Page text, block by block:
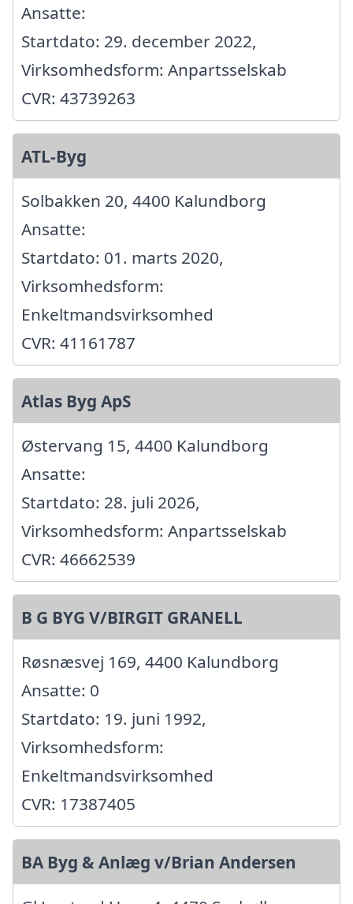
Ansatte:
Startdato: 29. december 2022,
Virksomhedsform: Anpartsselskab
CVR: 43739263
ATL-Byg
Solbakken 20, 4400 Kalundborg
Ansatte:
Startdato: 01. marts 2020,
Virksomhedsform:
Enkeltmandsvirksomhed
CVR: 41161787
Atlas Byg ApS
Østervang 15, 4400 Kalundborg
Ansatte:
Startdato: 28. juli 2026,
Virksomhedsform: Anpartsselskab
CVR: 46662539
B G BYG V/BIRGIT GRANELL
Røsnæsvej 169, 4400 Kalundborg
Ansatte: 0
Startdato: 19. juni 1992,
Virksomhedsform:
Enkeltmandsvirksomhed
CVR: 17387405
BA Byg & Anlæg v/Brian Andersen